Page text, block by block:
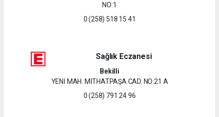
NO:1
0 (258) 518 15 41
Sağlık Eczanesi
Bekilli
YENİ MAH. MİTHATPAŞA CAD. NO:21 A
0 (258) 791 24 96